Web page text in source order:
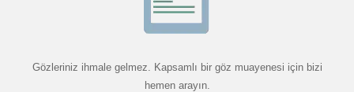
Gözleriniz ihmale gelmez. Kapsamlı bir göz muayenesi için bizi
hemen arayın.